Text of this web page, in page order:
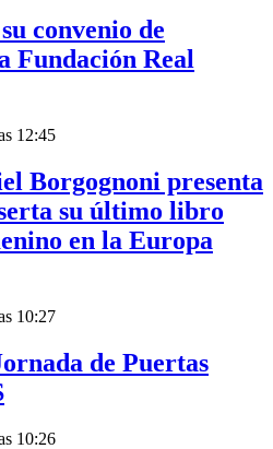
convenio de
Fundación Real
12:45
Borgognoni presenta
su último libro
en la Europa
10:27
de Puertas
10:26